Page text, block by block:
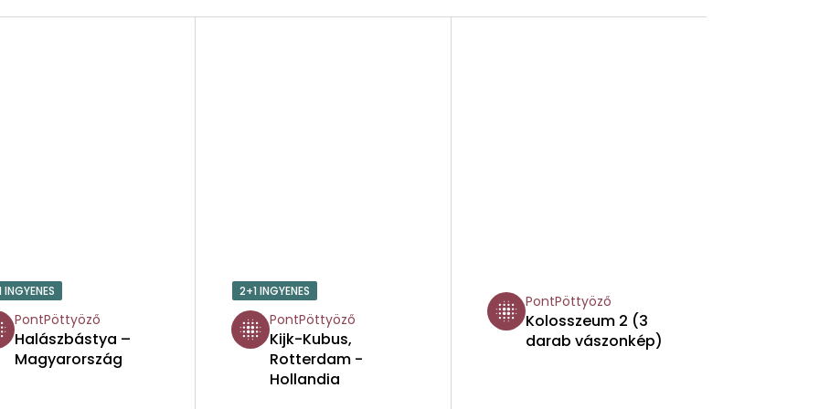
INGYENES
PontPöttyöző
Halászbástya –
Magyarország
2+1 INGYENES
PontPöttyöző
Kijk-Kubus,
Rotterdam -
Hollandia
PontPöttyöző
Kolosszeum 2 (3
darab vászonkép)